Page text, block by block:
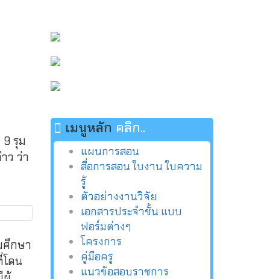
รุม
ว ว่า
ศึกษา
ดน
เมนูหลัก คลิก..
แผนการสอน
สื่อการสอน ใบงาน ใบความ
รู้
ตัวอย่างงานวิจัย
เอกสารประจำชั้น แบบ
ฟอร์มต่างๆ
โครงการ
คู่มือครู
แนวข้อสอบราชการ